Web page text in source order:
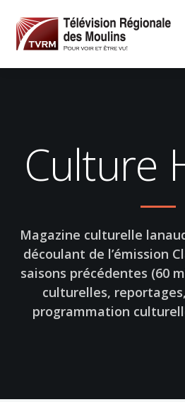
Culture
Magazine culturelle
découlant de l’émission
saisons précédentes (60
culturelles,
programmation